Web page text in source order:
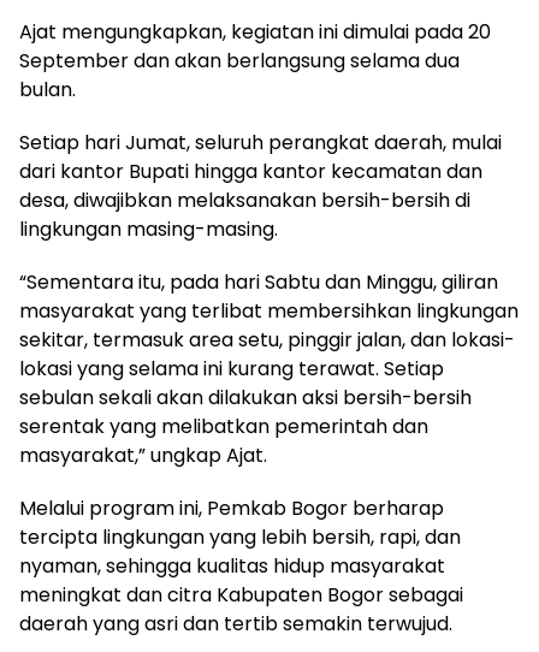
Ajat mengungkapkan, kegiatan ini dimulai pada 20
September dan akan berlangsung selama dua
bulan.
Setiap hari Jumat, seluruh perangkat daerah, mulai
dari kantor Bupati hingga kantor kecamatan dan
desa, diwajibkan melaksanakan bersih-bersih di
lingkungan masing-masing.
“Sementara itu, pada hari Sabtu dan Minggu, giliran
masyarakat yang terlibat membersihkan lingkungan
sekitar, termasuk area setu, pinggir jalan, dan lokasi-
lokasi yang selama ini kurang terawat. Setiap
sebulan sekali akan dilakukan aksi bersih-bersih
serentak yang melibatkan pemerintah dan
masyarakat,” ungkap Ajat.
Melalui program ini, Pemkab Bogor berharap
tercipta lingkungan yang lebih bersih, rapi, dan
nyaman, sehingga kualitas hidup masyarakat
meningkat dan citra Kabupaten Bogor sebagai
daerah yang asri dan tertib semakin terwujud.